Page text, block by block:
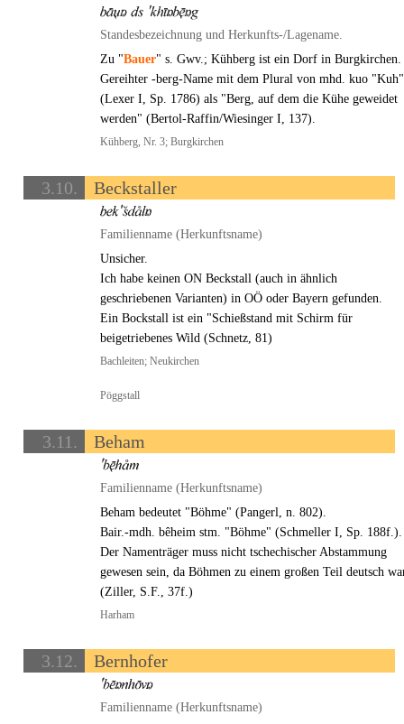
Standesbezeichnung und Herkunfts-/Lagename.
Zu "Bauer" s. Gwv.; Kühberg ist ein Dorf in Burgkirchen.
Gereihter -berg-Name mit dem Plural von mhd. kuo "Kuh"
(Lexer I, Sp. 1786) als "Berg, auf dem die Kühe geweidet
werden" (Bertol-Raffin/Wiesinger I, 137).
Kühberg, Nr. 3; Burgkirchen
3.10. Beckstaller
Familienname (Herkunftsname)
Unsicher.
Ich habe keinen ON Beckstall (auch in ähnlich
geschriebenen Varianten) in OÖ oder Bayern gefunden.
Ein Bockstall ist ein "Schießstand mit Schirm für
beigetriebenes Wild (Schnetz, 81)
Bachleiten; Neukirchen
Pöggstall
3.11. Beham
Familienname (Herkunftsname)
Beham bedeutet "Böhme" (Pangerl, n. 802).
Bair.-mdh. bêheim stm. "Böhme" (Schmeller I, Sp. 188f.).
Der Namenträger muss nicht tschechischer Abstammung
gewesen sein, da Böhmen zu einem großen Teil deutsch
(Ziller, S.F., 37f.)
Harham
3.12. Bernhofer
Familienname (Herkunftsname)